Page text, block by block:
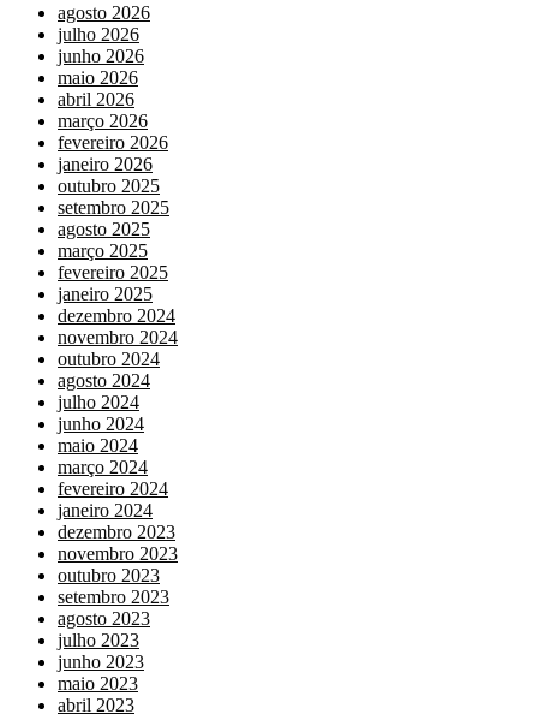
agosto 2026
julho 2026
junho 2026
maio 2026
abril 2026
março 2026
fevereiro 2026
janeiro 2026
outubro 2025
setembro 2025
agosto 2025
março 2025
fevereiro 2025
janeiro 2025
dezembro 2024
novembro 2024
outubro 2024
agosto 2024
julho 2024
junho 2024
maio 2024
março 2024
fevereiro 2024
janeiro 2024
dezembro 2023
novembro 2023
outubro 2023
setembro 2023
agosto 2023
julho 2023
junho 2023
maio 2023
abril 2023